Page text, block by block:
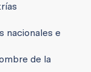
nacionales e
de la